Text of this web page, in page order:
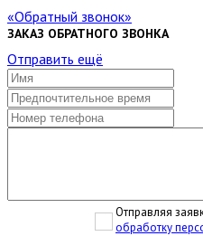
Обратный звонок
ЗАКАЗ ОБРАТНОГО ЗВОНКА
Отправить ещё
Отправляя
обработку